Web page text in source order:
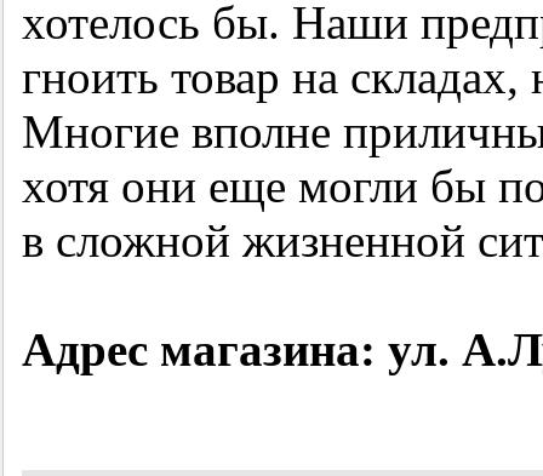
хотелось бы. Наши
гноить товар на
Многие вполне
хотя они еще могли бы
в сложной жизненной
Адрес магазина: ул.